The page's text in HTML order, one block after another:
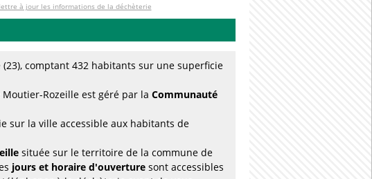
à jour les informations de la déchèterie
comptant 432 habitants sur une superficie
Rozeille est géré par la Communauté
sur la ville accessible aux habitants de
située sur le territoire de la commune de
jours et horaire d'ouverture sont accessibles